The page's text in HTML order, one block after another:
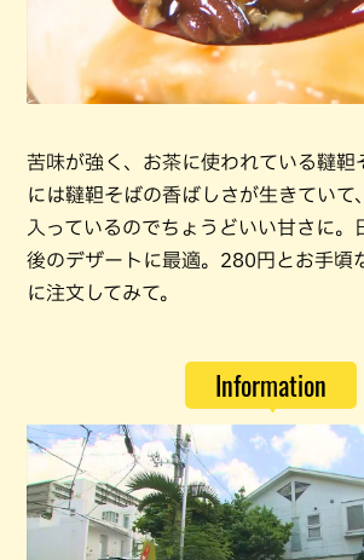
苦味が強く、お茶に使われている韃靼
には韃靼そばの香ばしさが生きていて
入っているのでちょうどいい甘さに。
後のデザートに最適。280円とお手頃
に注文してみて。
Information